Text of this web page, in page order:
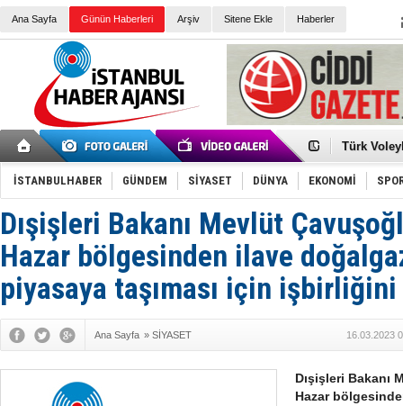
Ana Sayfa Günün Haberleri Arşiv Sitene Ekle Haberler
Elena
Türk
Töreninde
İkinci El
Guguk
Sneaker
Erkek
Tommy
Yeri
Ceza
Kayyum
Ankara
Kemal
Erdoğan:
İtalyan
İSTANBULHABER GÜNDEM SİYASET DÜNYA EKONOMİ
Dışişleri Bakanı Mevlüt
Hazar bölgesinden ilave
piyasaya taşıması için işbirliğini
Ana Sayfa » SİYASET 16.03.2023
Dışişleri Bakanı
Hazar